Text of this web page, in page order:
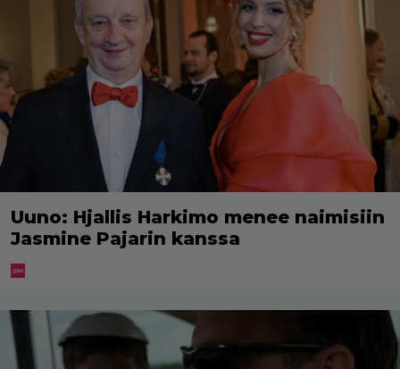
Uuno: Hjallis Harkimo menee naimisiin
Jasmine Pajarin kanssa